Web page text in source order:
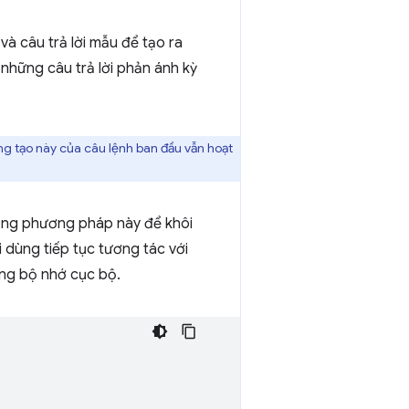
câu trả lời mẫu để tạo ra
câu trả lời phản ánh kỳ
tạo này của câu lệnh ban đầu vẫn hoạt
phương pháp này để khôi
dùng tiếp tục tương tác với
bộ nhớ cục bộ.